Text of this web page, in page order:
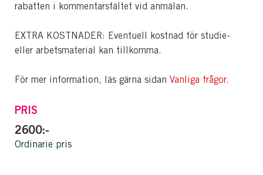
rabatten i kommentarsfältet vid anmälan.
EXTRA KOSTNADER: Eventuell kostnad för studie-
eller arbetsmaterial kan tillkomma.
För mer information, läs gärna sidan Vanliga frågor.
PRIS
2600:-
Ordinarie pris